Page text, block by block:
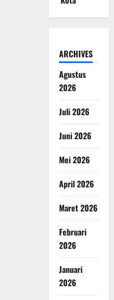
ARCHIVES
Agustus
2026
Juli 2026
Juni 2026
Mei 2026
April 2026
Maret 2026
Februari
2026
Januari
2026